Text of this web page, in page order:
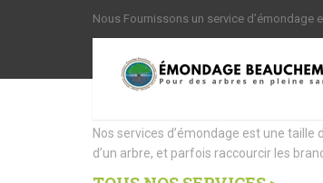
Nous Fournissons un service d’émondage
Nous offrons
Nos services d’émondage est une
d’un arbre, et parfois raccourcir les